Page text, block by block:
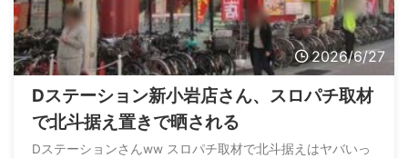
2026/6/27
Dステーション新小岩店さん、スロパチ取材
で北斗据え置きで晒される
Dステーションさんww スロパチ取材で北斗据えはヤバいっ